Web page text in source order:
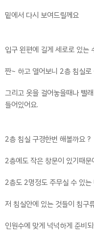
밑에서 다시 보여드릴께요
입구 왼편에 길게 세로로 있는
짠~ 하고 열어보니 2층 침실로
그리고 옷을 걸어놓을때나 빨
들어있어요.
2층 침실 구경한번 해볼까요 ?
2층에도 작은 창문이 있기때
2층도 2명정도 주무실 수 있
저 침실안에 있는 것들이 침구
인원수에 맞게 넉넉하게 준비